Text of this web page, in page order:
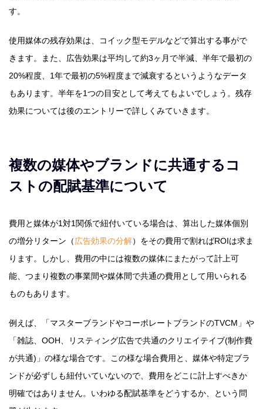
す。
使用媒体の残存効果は、コイック型モデルなどで算出する事がで
きます。また、広告効果は平均して約3ヶ月で半減、半年で最初の
20%程度、1年で最初の5%程度まで減衰するというようなデータ
もあります。半年を1つの目安として考えてもよいでしょう。残存
効果については後のエントリーで詳しくみていきます。
複数の媒体やブランドに共通するコ
ストの配賦基準について
費用と媒体が1対1関係で紐付いている場合は、算出した媒体個別
の増分リターン（広告効果の分解）をその費用で割ればROIは求ま
ります。しかし、費用の中には複数の媒体にまたがって計上可
能、つまり複数の事業間や媒体間で共通の費用として用いられる
ものもあります。
例えば、「マスターブランドやコーポレートブランドのTVCM」や
「雑誌、OOH、リスティング広告で共通のクリエイテイブ(制作費
が共通)」の様な場合です。この様な場合費用と、媒体や特定ブラ
ンドが必ずしも紐付いていないので、費用をどこに計上すべきか
明確ではありません。いわゆる配賦基準をどうするか、という問